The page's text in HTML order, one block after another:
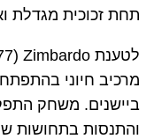
תחת זכוכית מגדלת
לטענת Zimbardo
(
מרכיב חיוני
ביישנים. משחק
והתנסות בתחושות